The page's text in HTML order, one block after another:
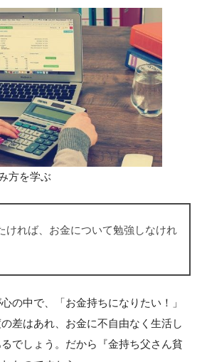
方を学ぶ
ければ、お金について勉強しなけれ
の中で、「お金持ちになりたい！」
差はあれ、お金に不自由なく生活し
でしょう。だから『金持ち父さん貧